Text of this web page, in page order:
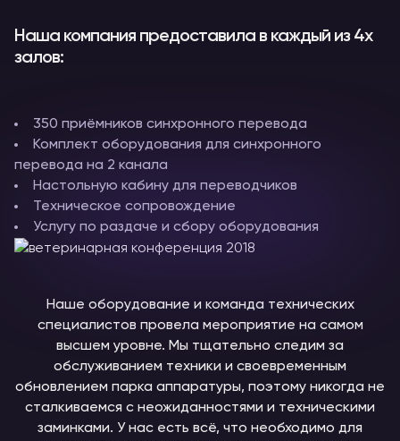
Наша компания предоставила в каждый из 4х
залов:
350 приёмников синхронного перевода
Комплект оборудования для синхронного
перевода на 2 канала
Настольную кабину для переводчиков
Техническое сопровождение
Услугу по раздаче и сбору оборудования
Наше оборудование и команда технических
специалистов провела мероприятие на самом
высшем уровне. Мы тщательно следим за
обслуживанием техники и своевременным
обновлением парка аппаратуры, поэтому никогда не
сталкиваемся с неожиданностями и техническими
заминками. У нас есть всё, что необходимо для